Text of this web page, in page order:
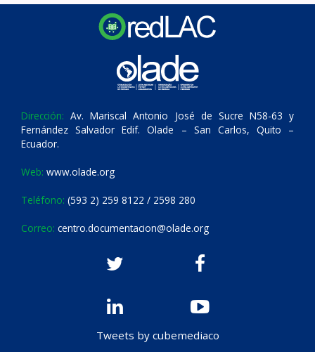
Dirección: Av. Mariscal Antonio José de Sucre N58-63 y
Fernández Salvador Edif. Olade – San Carlos, Quito –
Ecuador.
Web: www.olade.org
Teléfono: (593 2) 259 8122 / 2598 280
Correo: centro.documentacion@olade.org
Tweets by cubemediaco